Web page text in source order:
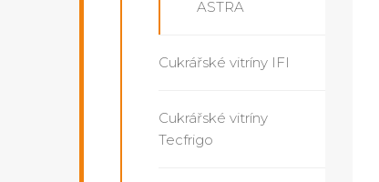
ASTRA
Cukrářské vitríny IFI
Cukrářské vitríny
Tecfrigo